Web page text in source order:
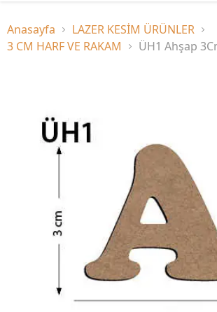
Anasayfa
LAZER KESİM ÜRÜNLER
3 CM HARF VE RAKAM
ÜH1 Ahşap